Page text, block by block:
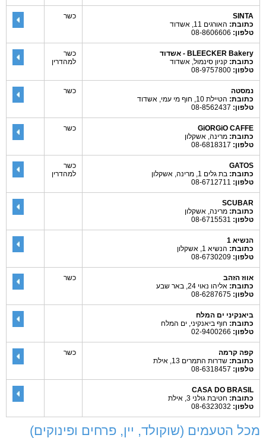
SINTA
כתובת: האורגים 11, אשדוד
טלפון:
כשר
BLEECKER Bakery - אשדוד
כתובת: קניון סינמול, אשדוד
טלפון:
כשר
למהדרין
נמסטה
כתובת: הטיילת 10, חוף מי עמי, אשדוד
טלפון:
כשר
GiORGiO CAFFE
כתובת: מרינה, אשקלון
טלפון:
כשר
GATOS
כתובת: בת גלים 1, מרינה, אשקלון
טלפון:
כשר
למהדרין
SCUBAR
כתובת: מרינה, אשקלון
טלפון:
הנשיא 1
כתובת: הנשיא 1, אשקלון
טלפון:
אווז הזהב
כתובת: אליהו נאוי 24, באר שבע
טלפון:
כשר
ביאנקיני ים המלח
כתובת: חוף ביאנקיני, ים המלח
טלפון:
קפה קרמה
כתובת: שדרות התמרים 13, אילת
טלפון:
כשר
CASA DO BRASIL
כתובת: חטיבת גולני 3, אילת
טלפון:
מכל הטעמים (שוקולד, יין, פרחים ופינוקים)